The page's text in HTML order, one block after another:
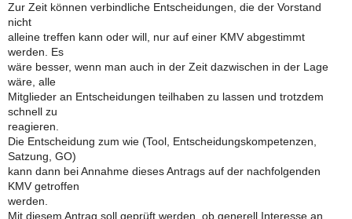
Zur Zeit können verbindliche Entscheidungen, die der Vorstand
nicht
alleine treffen kann oder will, nur auf einer KMV abgestimmt
werden. Es
wäre besser, wenn man auch in der Zeit dazwischen in der Lage
wäre, alle
Mitglieder an Entscheidungen teilhaben zu lassen und trotzdem
schnell zu
reagieren.
Die Entscheidung zum wie (Tool, Entscheidungskompetenzen,
Satzung, GO)
kann dann bei Annahme dieses Antrags auf der nachfolgenden
KMV getroffen
werden.
Mit diesem Antrag soll geprüft werden, ob generell Interesse an